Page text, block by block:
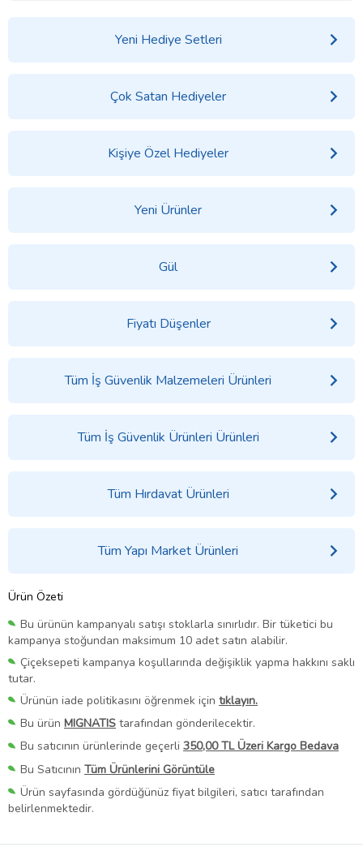
Yeni Hediye Setleri
Çok Satan Hediyeler
Kişiye Özel Hediyeler
Yeni Ürünler
Gül
Fiyatı Düşenler
Tüm İş Güvenlik Malzemeleri Ürünleri
Tüm İş Güvenlik Ürünleri Ürünleri
Tüm Hırdavat Ürünleri
Tüm Yapı Market Ürünleri
Ürün Özeti
Bu ürünün kampanyalı satışı stoklarla sınırlıdır. Bir tüketici bu
kampanya stoğundan maksimum 10 adet satın alabilir.
Çiçeksepeti kampanya koşullarında değişiklik yapma hakkını saklı
tutar.
Ürünün iade politikasını öğrenmek için tıklayın.
Bu ürün MIGNATIS tarafından gönderilecektir.
Bu satıcının ürünlerinde geçerli 350,00 TL Üzeri Kargo Bedava
Bu Satıcının Tüm Ürünlerini Görüntüle
Ürün sayfasında gördüğünüz fiyat bilgileri, satıcı tarafından
belirlenmektedir.